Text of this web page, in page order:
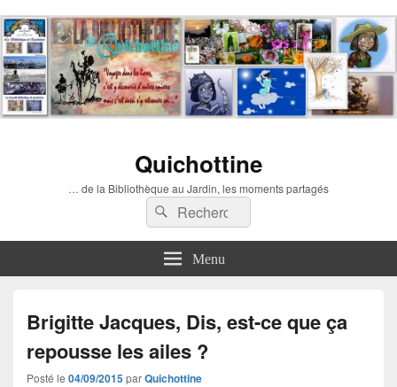
Quichottine
… de la Bibliothèque au Jardin, les moments partagés
Recherche :
Rechercher
Menu
Brigitte Jacques, Dis, est-ce que ça
repousse les ailes ?
Posté le 04/09/2015parQuichottine